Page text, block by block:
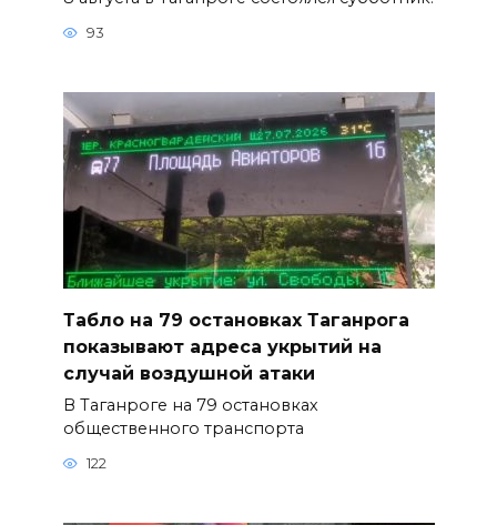
93
Табло на 79 остановках Таганрога
показывают адреса укрытий на
случай воздушной атаки
В Таганроге на 79 остановках
общественного транспорта
122